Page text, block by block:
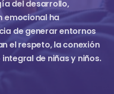
del desarrollo,
emocional ha
de generar entornos
el respeto, la conexión
de niñas y niños.